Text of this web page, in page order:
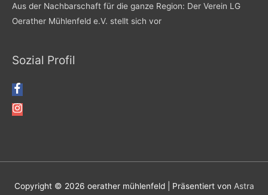
Aus der Nachbarschaft für die ganze Region: Der Verein LG
Oerather Mühlenfeld e.V. stellt sich vor
Sozial Profil
Copyright © 2026 oerather mühlenfeld| Präsentiert von Astra